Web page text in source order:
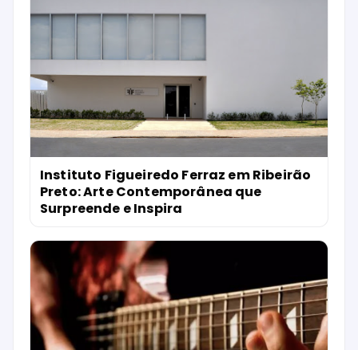
Instituto Figueiredo Ferraz em Ribeirão
Preto: Arte Contemporânea que
Surpreende e Inspira